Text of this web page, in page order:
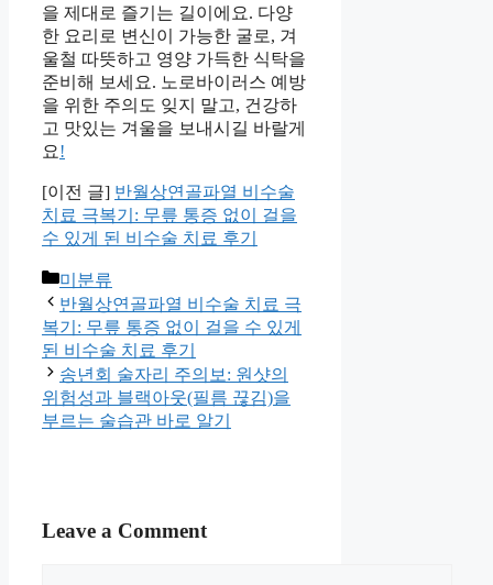
을 제대로 즐기는 길이에요. 다양
한 요리로 변신이 가능한 굴로, 겨
울철 따뜻하고 영양 가득한 식탁을
준비해 보세요. 노로바이러스 예방
을 위한 주의도 잊지 말고, 건강하
고 맛있는 겨울을 보내시길 바랄게
요!
[이전 글] 반월상연골파열 비수술
치료 극복기: 무릎 통증 없이 걸을
수 있게 된 비수술 치료 후기
Categories
미분류
반월상연골파열 비수술 치료 극
복기: 무릎 통증 없이 걸을 수 있게
된 비수술 치료 후기
송년회 술자리 주의보: 원샷의
위험성과 블랙아웃(필름 끊김)을
부르는 술습관 바로 알기
Leave a Comment